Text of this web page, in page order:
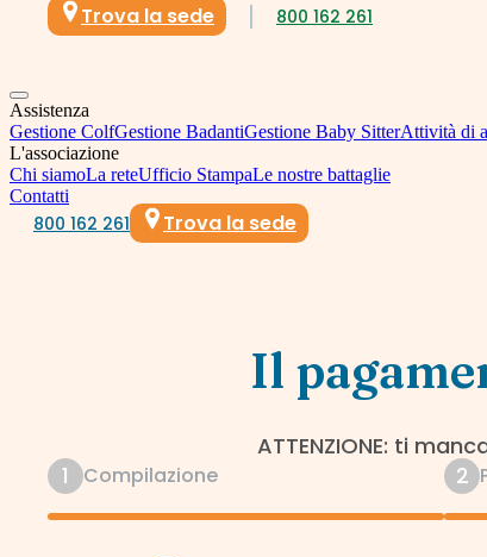
Trova la sede 800 162 261
Assistenza
Gestione ColfGestione BadantiGestione Baby SitterAttività di
L'associazione
Chi siamoLa reteUfficio StampaLe nostre battaglie
Contatti
800 162 261 Trova la sede
Il
ATTENZIONE: ti
1
Compilazione 2